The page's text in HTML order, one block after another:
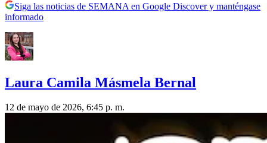
Siga las noticias de SEMANA en Google Discover y manténgase
informado
Laura Camila Másmela Bernal
12 de mayo de 2026, 6:45 p. m.